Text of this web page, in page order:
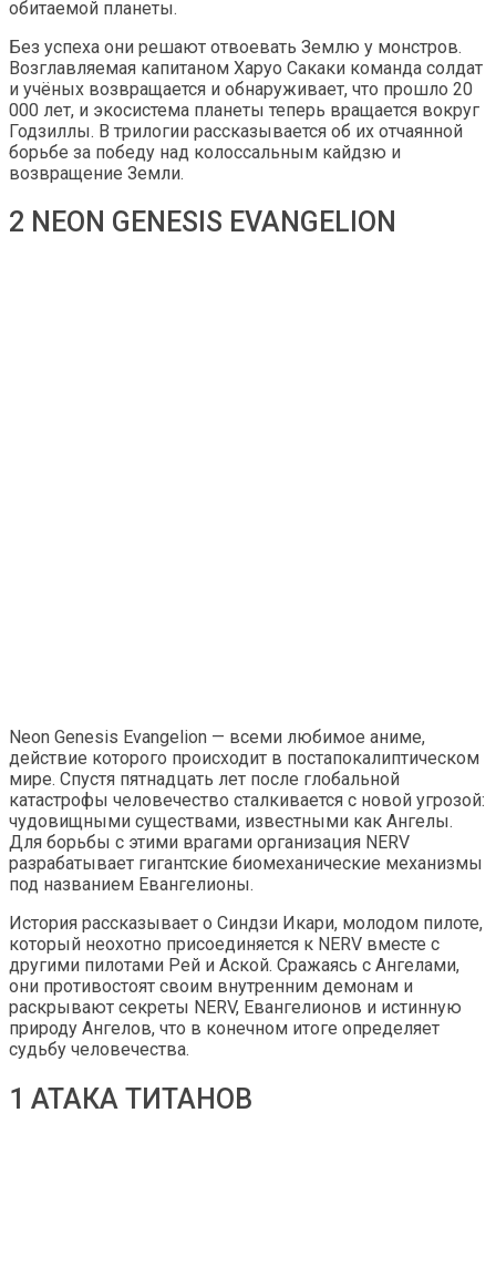
обитаемой планеты.
Без успеха они решают отвоевать Землю у монстров.
Возглавляемая капитаном Харуо Сакаки команда солдат
и учёных возвращается и обнаруживает, что прошло 20
000 лет, и экосистема планеты теперь вращается вокруг
Годзиллы. В трилогии рассказывается об их отчаянной
борьбе за победу над колоссальным кайдзю и
возвращение Земли.
2 NEON GENESIS EVANGELION
Neon Genesis Evangelion — всеми любимое аниме,
действие которого происходит в постапокалиптическом
мире. Спустя пятнадцать лет после глобальной
катастрофы человечество сталкивается с новой угрозой:
чудовищными существами, известными как Ангелы.
Для борьбы с этими врагами организация NERV
разрабатывает гигантские биомеханические механизмы
под названием Евангелионы.
История рассказывает о Синдзи Икари, молодом пилоте,
который неохотно присоединяется к NERV вместе с
другими пилотами Рей и Аской. Сражаясь с Ангелами,
они противостоят своим внутренним демонам и
раскрывают секреты NERV, Евангелионов и истинную
природу Ангелов, что в конечном итоге определяет
судьбу человечества.
1 АТАКА ТИТАНОВ